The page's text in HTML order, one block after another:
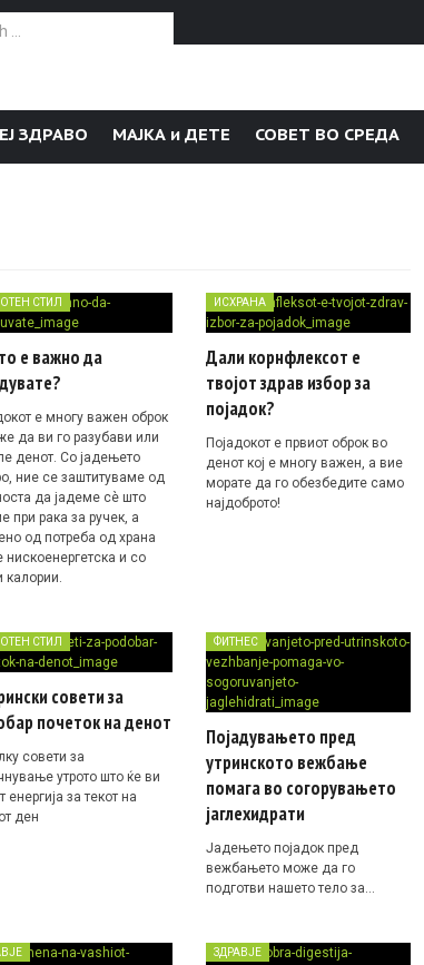
ЗДРАВО МАЈКА и ДЕТЕ СОВЕТ ВО СРЕДА
СТИЛ
е важно да
е многу важен оброк
да ви го разубави или
денот. Со јадењето
ние се заштитуваме од
да јадеме сè што
при рака за ручек, а
од потреба од храна
нискоенергетска и со
калории.
ИСХРАНА
Дали корнфлексот е
твојот здрав избор за
појадок?
Појадокот е првиот оброк во
денот кој е многу важен, а вие
морате да го обезбедите само
најдоброто!
СТИЛ
совети за
почеток на денот
совети за
утрото што ќе ви
енергија за текот на
ден
ФИТНЕС
Појадувањето пред
утринското вежбање
помага во согорувањето
јаглехидрати
Јадењето појадок пред
вежбањето може да го
подготви нашето тело за…
ЗДРАВЈЕ